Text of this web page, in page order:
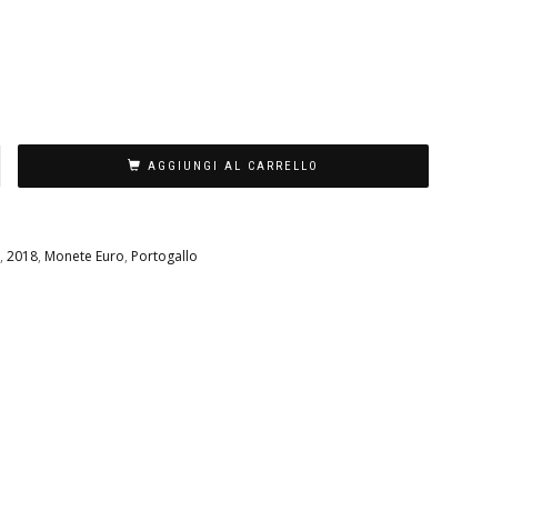
AGGIUNGI AL CARRELLO
, 2018, Monete Euro, Portogallo